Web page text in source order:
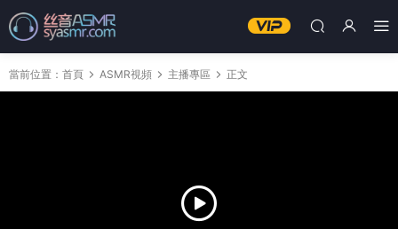
當前位置： 首頁 ASMR視頻 主播專區 正文